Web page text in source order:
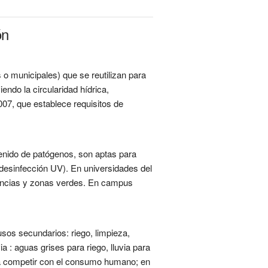
municipales) que se reutilizan para
la circularidad hídrica,
que establece requisitos de
de patógenos, son aptas para
UV). En universidades del
y zonas verdes. En campus
secundarios: riego, limpieza,
: aguas grises para riego, lluvia para
con el consumo humano; en